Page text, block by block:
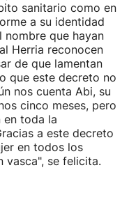
sanitario como en
a su identidad
que hayan
Herria reconocen
de que lamentan
que este decreto no
nos cuenta Abi, su
cinco meses, pero
en toda la
a este decreto
en todos los
vasca", se felicita.